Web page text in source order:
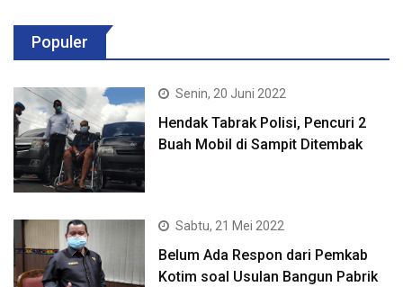
Populer
Senin, 20 Juni 2022
Hendak Tabrak Polisi, Pencuri 2
Buah Mobil di Sampit Ditembak
Sabtu, 21 Mei 2022
Belum Ada Respon dari Pemkab
Kotim soal Usulan Bangun Pabrik